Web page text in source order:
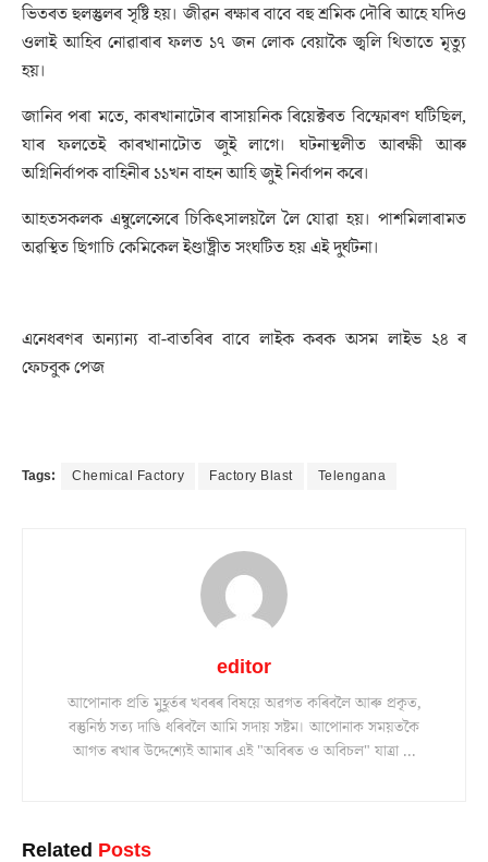
ভিতৰত হুলস্তুলৰ সৃষ্টি হয়। জীৱন ৰক্ষাৰ বাবে বহু শ্ৰমিক দৌৰি আহে যদিও
ওলাই আহিব নোৱাৰাৰ ফলত ১৭ জন লোক বেয়াকৈ জ্বলি থিতাতে মৃত্যু
হয়।
জানিব পৰা মতে, কাৰখানাটোৰ ৰাসায়নিক ৰিয়েক্টৰত বিস্ফোৰণ ঘটিছিল,
যাৰ ফলতেই কাৰখানাটোত জুই লাগে। ঘটনাস্থলীত আৰক্ষী আৰু
অগ্নিনিৰ্বাপক বাহিনীৰ ১১খন বাহন আহি জুই নিৰ্বাপন কৰে।
আহতসকলক এম্বুলেন্সেৰে চিকিৎসালয়লৈ লৈ যোৱা হয়। পাশমিলাৰামত
অৱস্থিত ছিগাচি কেমিকেল ইণ্ডাষ্ট্ৰীত সংঘটিত হয় এই দুৰ্ঘটনা।
এনেধৰণৰ অন্যান্য বা-বাতৰিৰ বাবে লাইক কৰক অসম লাইভ ২৪ ৰ
ফেচবুক পেজ
Tags: Chemical Factory Factory Blast Telengana
editor
আপোনাক প্ৰতি মুহূৰ্তৰ খবৰৰ বিষয়ে অৱগত কৰিবলৈ আৰু প্ৰকৃত,
বস্তুনিষ্ঠ সত্য দাঙি ধৰিবলৈ আমি সদায় সষ্টম। আপোনাক সময়তকৈ
আগত ৰখাৰ উদ্দেশ্যেই আমাৰ এই "অবিৰত ও অবিচল" যাত্ৰা ...
Related Posts